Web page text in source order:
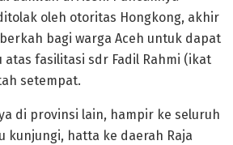
oleh otoritas Hongkong, akhir
bagi warga Aceh untuk dapat
atas fasilitasi sdr Fadil Rahmi (ikat
setempat.
di provinsi lain, hampir ke seluruh
kunjungi, hatta ke daerah Raja